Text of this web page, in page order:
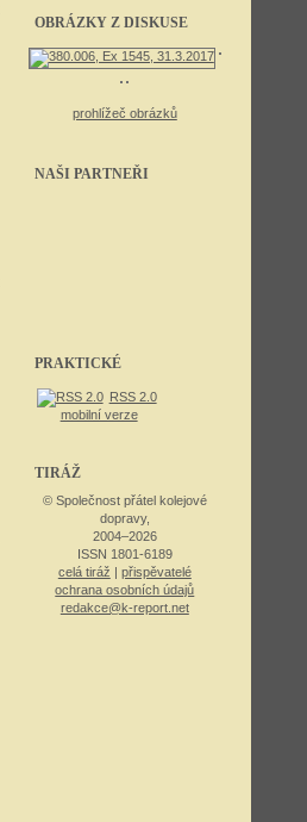
OBRÁZKY Z DISKUSE
prohlížeč obrázků
NAŠI PARTNEŘI
PRAKTICKÉ
RSS 2.0
mobilní verze
TIRÁŽ
© Společnost přátel kolejové
dopravy,
2004–2026
ISSN 1801-6189
celá tiráž | přispěvatelé
ochrana osobních údajů
redakce@k-report.net